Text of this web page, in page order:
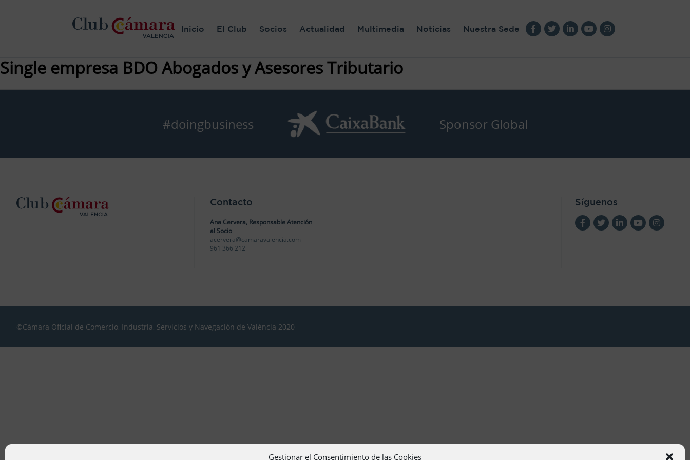
Gestionar el Consentimiento de las Cookies
Inicio El Club Socios Actualidad Multimedia Noticias Nuestra Sede
Single empresa BDO Abogados y Asesores Tributario
#doingbusiness Sponsor Global
Contacto
Ana Cervera, Responsable Atención
al Socio
acervera@camaravalencia.com
961 366 212
Síguenos
©Cámara Oficial de Comercio, Industria, Servicios y Navegación de València 2020